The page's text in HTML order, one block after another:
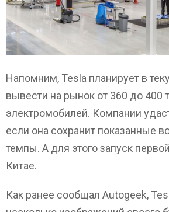
Напомним, Tesla планирует в
вывести на рынок от 360 до 400
электромобилей. Компании
если она сохранит показанные
темпы. А для этого запуск
Китае.
Как ранее сообщал Autogeek,